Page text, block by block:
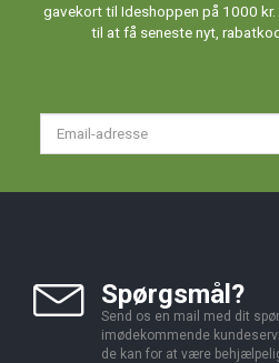
gavekort til Ideshoppen på 1000
til at få seneste nyt,
Spørgsmål?
Send os en mail med dit
imødekommende
de kan for at være